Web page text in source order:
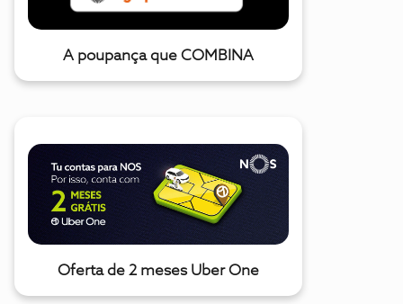
A poupança que COMBINA
Oferta de 2 meses Uber One